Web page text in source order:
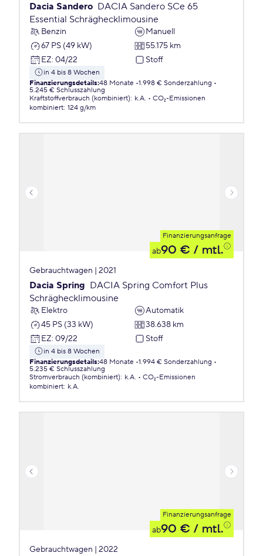
Dacia Sandero DACIA Sandero SCe 65
Essential Schräghecklimousine
Benzin
Manuell
67 PS (49 kW)
55.175 km
EZ: 04/22 Stoff
in 4 bis 8 Wochen
Finanzierungsdetails:48 Monate 1.998 € Sonderzahlung
5.245 € Schlusszahlung
Kraftstoffverbrauch (kombiniert): k.A.
CO₂-Emissionen
kombiniert: 124 g/km
Finanzierungsanfrage
ab90 € / mtl.
Gebrauchtwagen | 2021
Dacia Spring DACIA Spring Comfort Plus
Schräghecklimousine
Elektro
Automatik
45 PS (33 kW)
38.638 km
EZ: 09/22 Stoff
in 4 bis 8 Wochen
Finanzierungsdetails:48 Monate 1.994 € Sonderzahlung
5.235 € Schlusszahlung
Stromverbrauch (kombiniert): k.A.
CO₂-Emissionen
kombiniert: k.A.
Finanzierungsanfrage
ab90 € / mtl.
Gebrauchtwagen | 2022